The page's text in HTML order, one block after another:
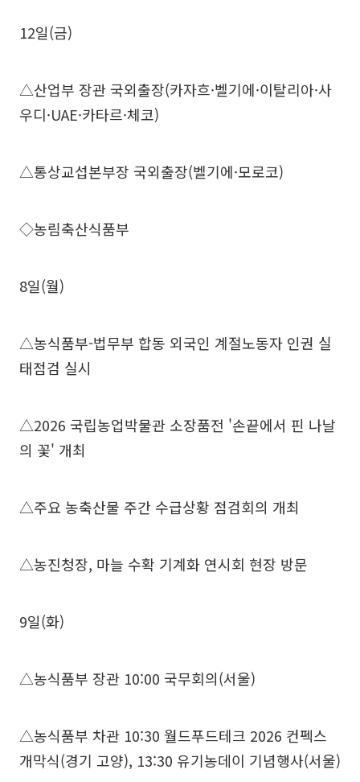
12일(금)
△산업부 장관 국외출장(카자흐·벨기에·이탈리아·사
우디·UAE·카타르·체코)
△통상교섭본부장 국외출장(벨기에·모로코)
◇농림축산식품부
8일(월)
△농식품부-법무부 합동 외국인 계절노동자 인권 실
태점검 실시
△2026 국립농업박물관 소장품전 '손끝에서 핀 나날
의 꽃' 개최
△주요 농축산물 주간 수급상황 점검회의 개최
△농진청장, 마늘 수확 기계화 연시회 현장 방문
9일(화)
△농식품부 장관 10:00 국무회의(서울)
△농식품부 차관 10:30 월드푸드테크 2026 컨펙스
개막식(경기 고양), 13:30 유기농데이 기념행사(서울)